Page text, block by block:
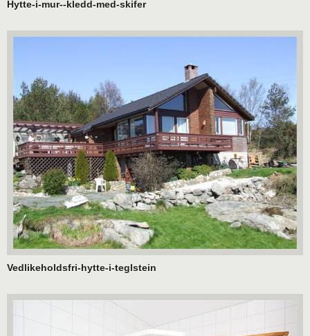
Hytte-i-mur--kledd-med-skifer
Vedlikeholdsfri-hytte-i-teglstein